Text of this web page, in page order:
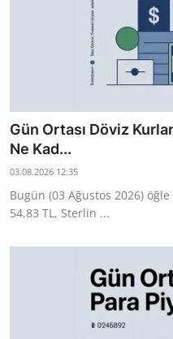
Gün Ortası Döviz
Ne Kad...
03.08.2026 12:35
Bugün (03 Ağustos 2026)
54,83 TL, Sterlin ...